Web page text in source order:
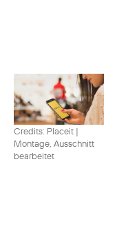
Credits: Placeit |
Montage, Ausschnitt
bearbeitet